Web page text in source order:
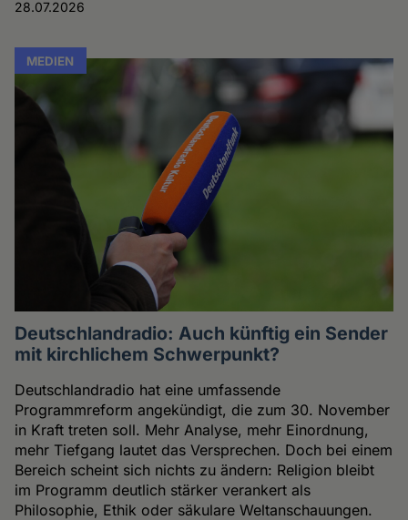
28.07.2026
MEDIEN
Deutschlandradio: Auch künftig ein Sender
mit kirchlichem Schwerpunkt?
Deutschlandradio hat eine umfassende
Programmreform angekündigt, die zum 30. November
in Kraft treten soll. Mehr Analyse, mehr Einordnung,
mehr Tiefgang lautet das Versprechen. Doch bei einem
Bereich scheint sich nichts zu ändern: Religion bleibt
im Programm deutlich stärker verankert als
Philosophie, Ethik oder säkulare Weltanschauungen.